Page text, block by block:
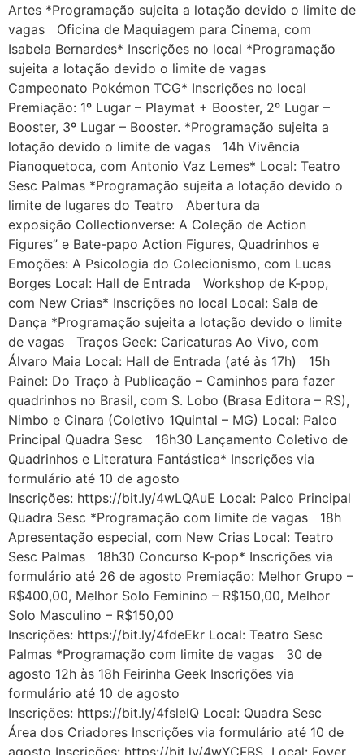
Artes *Programação sujeita a lotação devido o limite de
vagas Oficina de Maquiagem para Cinema, com
Isabela Bernardes* Inscrições no local *Programação
sujeita a lotação devido o limite de vagas
Campeonato Pokémon TCG* Inscrições no local
Premiação: 1º Lugar – Playmat + Booster, 2º Lugar –
Booster, 3º Lugar – Booster. *Programação sujeita a
lotação devido o limite de vagas 14h Vivência
Pianoquetoca, com Antonio Vaz Lemes* Local: Teatro
Sesc Palmas *Programação sujeita a lotação devido o
limite de lugares do Teatro Abertura da
exposição Collectionverse: A Coleção de Action
Figures” e Bate-papo Action Figures, Quadrinhos e
Emoções: A Psicologia do Colecionismo, com Lucas
Borges Local: Hall de Entrada Workshop de K-pop,
com New Crias* Inscrições no local Local: Sala de
Dança *Programação sujeita a lotação devido o limite
de vagas Traços Geek: Caricaturas Ao Vivo, com
Álvaro Maia Local: Hall de Entrada (até às 17h) 15h
Painel: Do Traço à Publicação – Caminhos para fazer
quadrinhos no Brasil, com S. Lobo (Brasa Editora – RS),
Nimbo e Cinara (Coletivo 1Quintal – MG) Local: Palco
Principal Quadra Sesc 16h30 Lançamento Coletivo de
Quadrinhos e Literatura Fantástica* Inscrições via
formulário até 10 de agosto
Inscrições: https://bit.ly/4wLQAuE Local: Palco Principal
Quadra Sesc *Programação com limite de vagas 18h
Apresentação especial, com New Crias Local: Teatro
Sesc Palmas 18h30 Concurso K-pop* Inscrições via
formulário até 26 de agosto Premiação: Melhor Grupo –
R$400,00, Melhor Solo Feminino – R$150,00, Melhor
Solo Masculino – R$150,00
Inscrições: https://bit.ly/4fdeEkr Local: Teatro Sesc
Palmas *Programação com limite de vagas 30 de
agosto 12h às 18h Feirinha Geek Inscrições via
formulário até 10 de agosto
Inscrições: https://bit.ly/4fslelQ Local: Quadra Sesc
Área dos Criadores Inscrições via formulário até 10 de
agosto Inscrições: https://bit.ly/4wYCFBS Local: Foyer